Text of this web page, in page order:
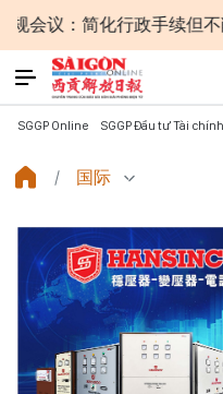
化行政手续但不削弱监管
SGGP Online SGGP Đầu tư Tài chính
国际